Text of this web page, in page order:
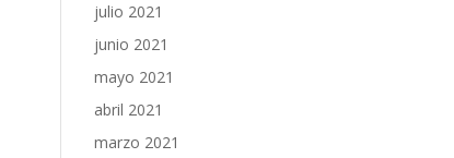
julio 2021
junio 2021
mayo 2021
abril 2021
marzo 2021